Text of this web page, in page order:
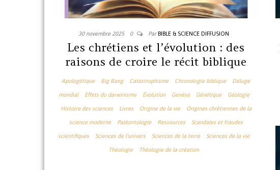
30 novembre 2025 0 Par BIBLE & SCIENCE DIFFUSION
Les chrétiens et l’évolution : des
raisons de croire le récit biblique
Apologétique Big Bang Catastrophisme Chronologie biblique Déluge
mondial Effets du darwinisme Évolution Genèse Génétique Géologie
Histoire des sciences Livres Origine de la vie Origines chrétiennes de la
science moderne Paléontologie Ressources Scandales et fraudes
scientifiques Sciences de l'univers Sciences de la terre Sciences de la vie
Théologie Théologie de la création